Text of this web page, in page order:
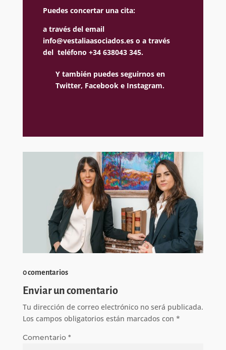
Puedes concertar una cita:
a través del email
info@vestaliaasociados.eso a través
del teléfono +34 638043 345.
Y también puedes seguirnos en
Twitter, Facebook e Instagram.
0 comentarios
Enviar un comentario
Tu dirección de correo electrónico no será publicada.
Los campos obligatorios están marcados con *
Comentario *